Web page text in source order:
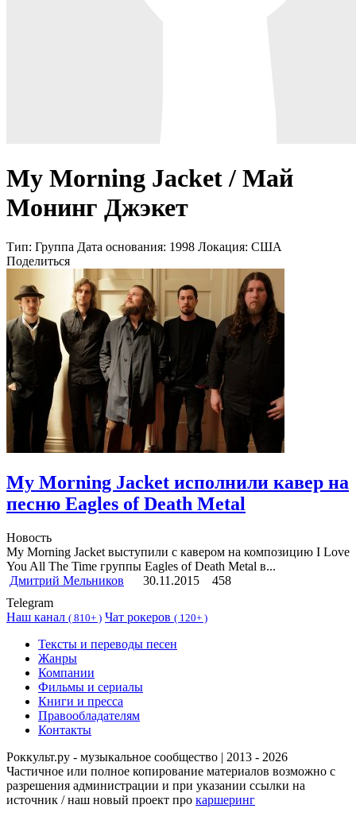
My Morning Jacket / Май
Монинг Джэкет
Тип: Группа Дата основания: 1998 Локация: США
Поделиться
My Morning Jacket исполнили кавер на
песню Eagles of Death Metal
Новость
My Morning Jacket выступили с кавером на композицию I Love
You All The Time группы Eagles of Death Metal в...
Дмитрий Мельников
30.11.2015
458
Telegram
Наш канал ( 810+ ) Чат рокеров ( 120+ )
Тексты и переводы песен
Жанры
Компании
Фильмы и сериалы
Книги и пресса
Правообладателям
Контакты
Роккульт.ру - музыкальное сообщество | 2013 - 2026
Частичное или полное копирование материалов возможно с
разрешения администрации и при указании ссылки на
источник / наш новый проект про каршеринг